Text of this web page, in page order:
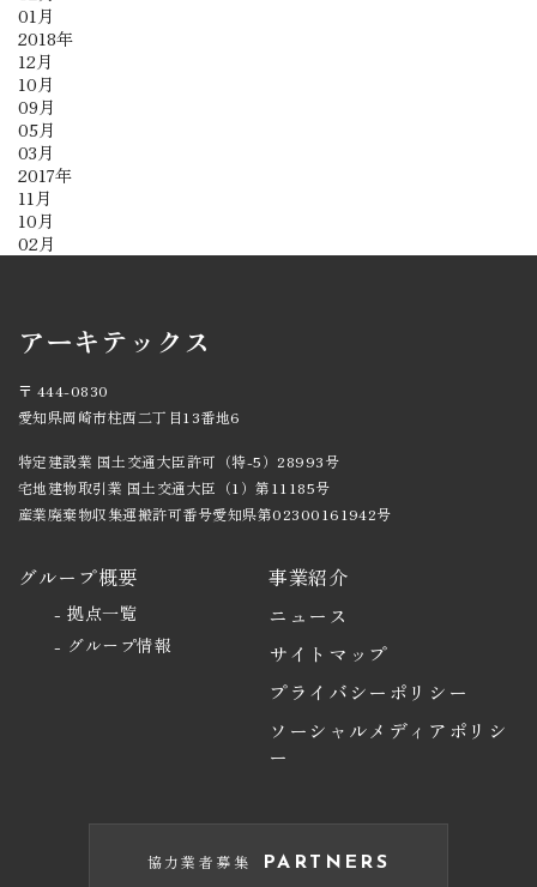
01月
2018年
12月
10月
09月
05月
03月
2017年
11月
10月
02月
アーキテックス
〒 444-0830
愛知県岡崎市柱西二丁目13番地6
特定建設業 国土交通大臣許可（特-5）28993号
宅地建物取引業 国土交通大臣（1）第11185号
産業廃棄物収集運搬許可番号愛知県第02300161942号
グループ概要
- 拠点一覧
- グループ情報
事業紹介
ニュース
サイトマップ
プライバシーポリシー
ソーシャルメディアポリシ
ー
協力業者募集 PARTNERS